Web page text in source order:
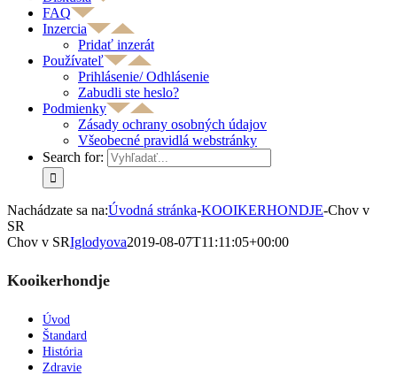
FAQ
Inzercia
Pridať inzerát
Používateľ
Prihlásenie/ Odhlásenie
Zabudli ste heslo?
Podmienky
Zásady ochrany osobných údajov
Všeobecné pravidlá webstránky
Search for:
Nachádzate sa na:Úvodná stránka-KOOIKERHONDJE-Chov v
SR
Chov v SRIglodyova2019-08-07T11:11:05+00:00
Kooikerhondje
Úvod
Štandard
História
Zdravie